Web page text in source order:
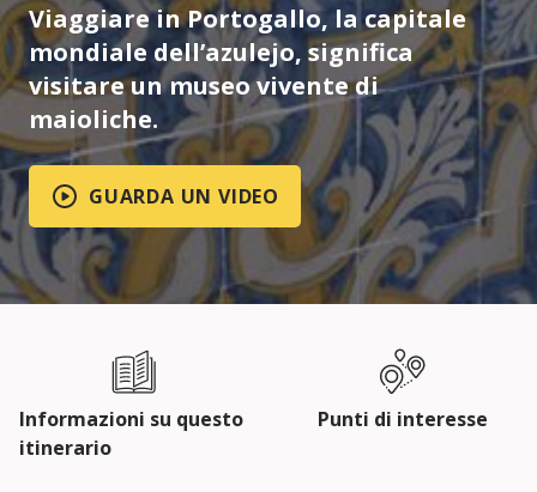
Viaggiare in Portogallo, la capitale
mondiale dell’azulejo, significa
visitare un museo vivente di
maioliche.
GUARDA UN VIDEO
Informazioni su questo
itinerario
Punti di interesse